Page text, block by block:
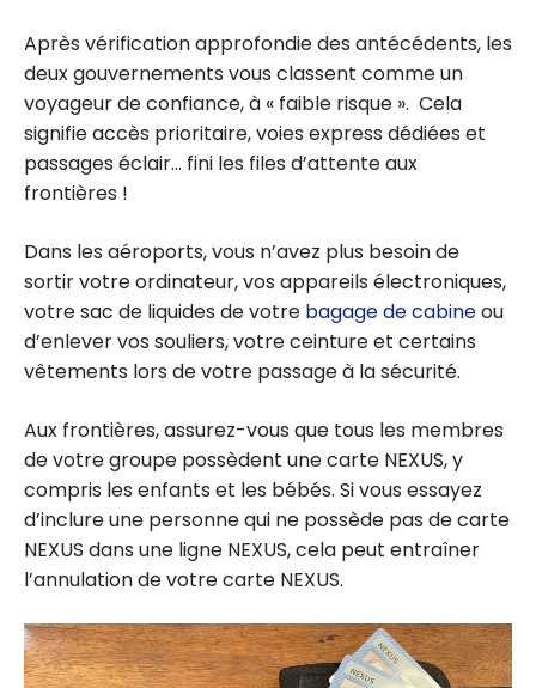
Après vérification approfondie des antécédents, les
deux gouvernements vous classent comme un
voyageur de confiance, à « faible risque ». Cela
signifie accès prioritaire, voies express dédiées et
passages éclair… fini les files d’attente aux
frontières !
Dans les aéroports, vous n’avez plus besoin de
sortir votre ordinateur, vos appareils électroniques,
votre sac de liquides de votre bagage de cabineou
d’enlever vos souliers, votre ceinture et certains
vêtements lors de votre passage à la sécurité.
Aux frontières, assurez-vous que tous les membres
de votre groupe possèdent une carte NEXUS, y
compris les enfants et les bébés. Si vous essayez
d’inclure une personne qui ne possède pas de carte
NEXUS dans une ligne NEXUS, cela peut entraîner
l’annulation de votre carte NEXUS.